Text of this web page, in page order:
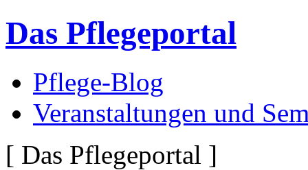
Das Pflegeportal
Pflege-Blog
Veranstaltungen und
[ Das Pflegeportal ]